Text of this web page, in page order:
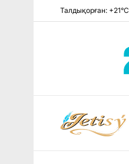
Талдықорған: +21°C